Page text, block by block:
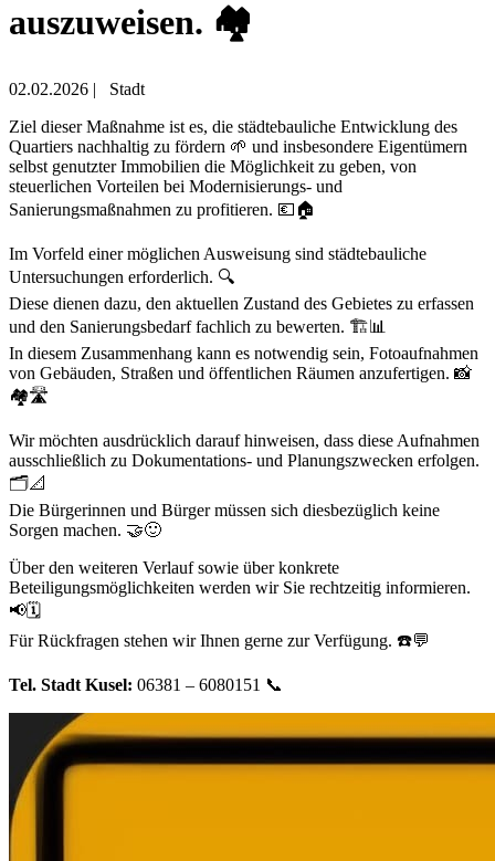
auszuweisen. 🏘️
02.02.2026 |
Stadt
Ziel dieser Maßnahme ist es, die städtebauliche Entwicklung des
Quartiers nachhaltig zu fördern 🌱 und insbesondere Eigentümern
selbst genutzter Immobilien die Möglichkeit zu geben, von
steuerlichen Vorteilen bei Modernisierungs- und
Sanierungsmaßnahmen zu profitieren. 💶🏠
Im Vorfeld einer möglichen Ausweisung sind städtebauliche
Untersuchungen erforderlich. 🔍
Diese dienen dazu, den aktuellen Zustand des Gebietes zu erfassen
und den Sanierungsbedarf fachlich zu bewerten. 🏗️📊
In diesem Zusammenhang kann es notwendig sein, Fotoaufnahmen
von Gebäuden, Straßen und öffentlichen Räumen anzufertigen. 📸
🏘️🛣️
Wir möchten ausdrücklich darauf hinweisen, dass diese Aufnahmen
ausschließlich zu Dokumentations- und Planungszwecken erfolgen.
🗂️📐
Die Bürgerinnen und Bürger müssen sich diesbezüglich keine
Sorgen machen. 🤝🙂
Über den weiteren Verlauf sowie über konkrete
Beteiligungsmöglichkeiten werden wir Sie rechtzeitig informieren.
📢🗓️
Für Rückfragen stehen wir Ihnen gerne zur Verfügung. ☎️💬
Tel. Stadt Kusel: 06381 – 6080151 📞